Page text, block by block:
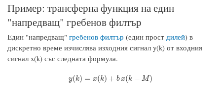
Пример: трансферна функция на един
"напредващ" гребенов филтър
Един "напредващ" гребенов филтър (един прост дилей) в
дискретно време изчислява изходния сигнал y(k) от входния
сигнал x(k) със следната формула.
y(k) = x(k) + bx(k − M)
y(k )=x(k )+bx(k−M)